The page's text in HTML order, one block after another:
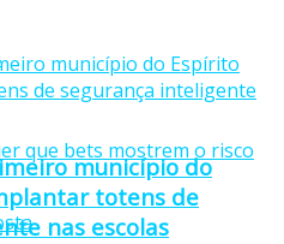
município do
totens de
nas escolas